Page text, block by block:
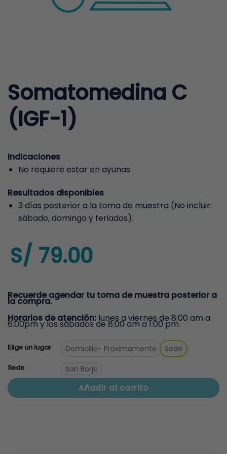
Somatomedina C
(IGF-1)
Indicaciones
No requiere estar en ayunas
Resultados disponibles
3 días posterior a la toma de muestra (No incluir:
sábado, domingo y feriados).
S/ 79.00
Recuerde agendar tu toma de muestra posterior a
la compra.
Horarios de atención: lunes a viernes de 8:00 am a
6:00pm y los sábados de 8:00 am a 1:00 pm.
Elige un lugar Domicilio- Proximamente Sede
Sede San Borja
Añadir al carrito